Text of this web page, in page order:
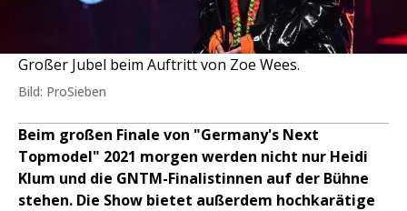
Großer Jubel beim Auftritt von Zoe Wees.
Bild: ProSieben
Beim großen Finale von "Germany's Next
Topmodel" 2021 morgen werden nicht nur Heidi
Klum und die GNTM-Finalistinnen auf der Bühne
stehen. Die Show bietet außerdem hochkarätige